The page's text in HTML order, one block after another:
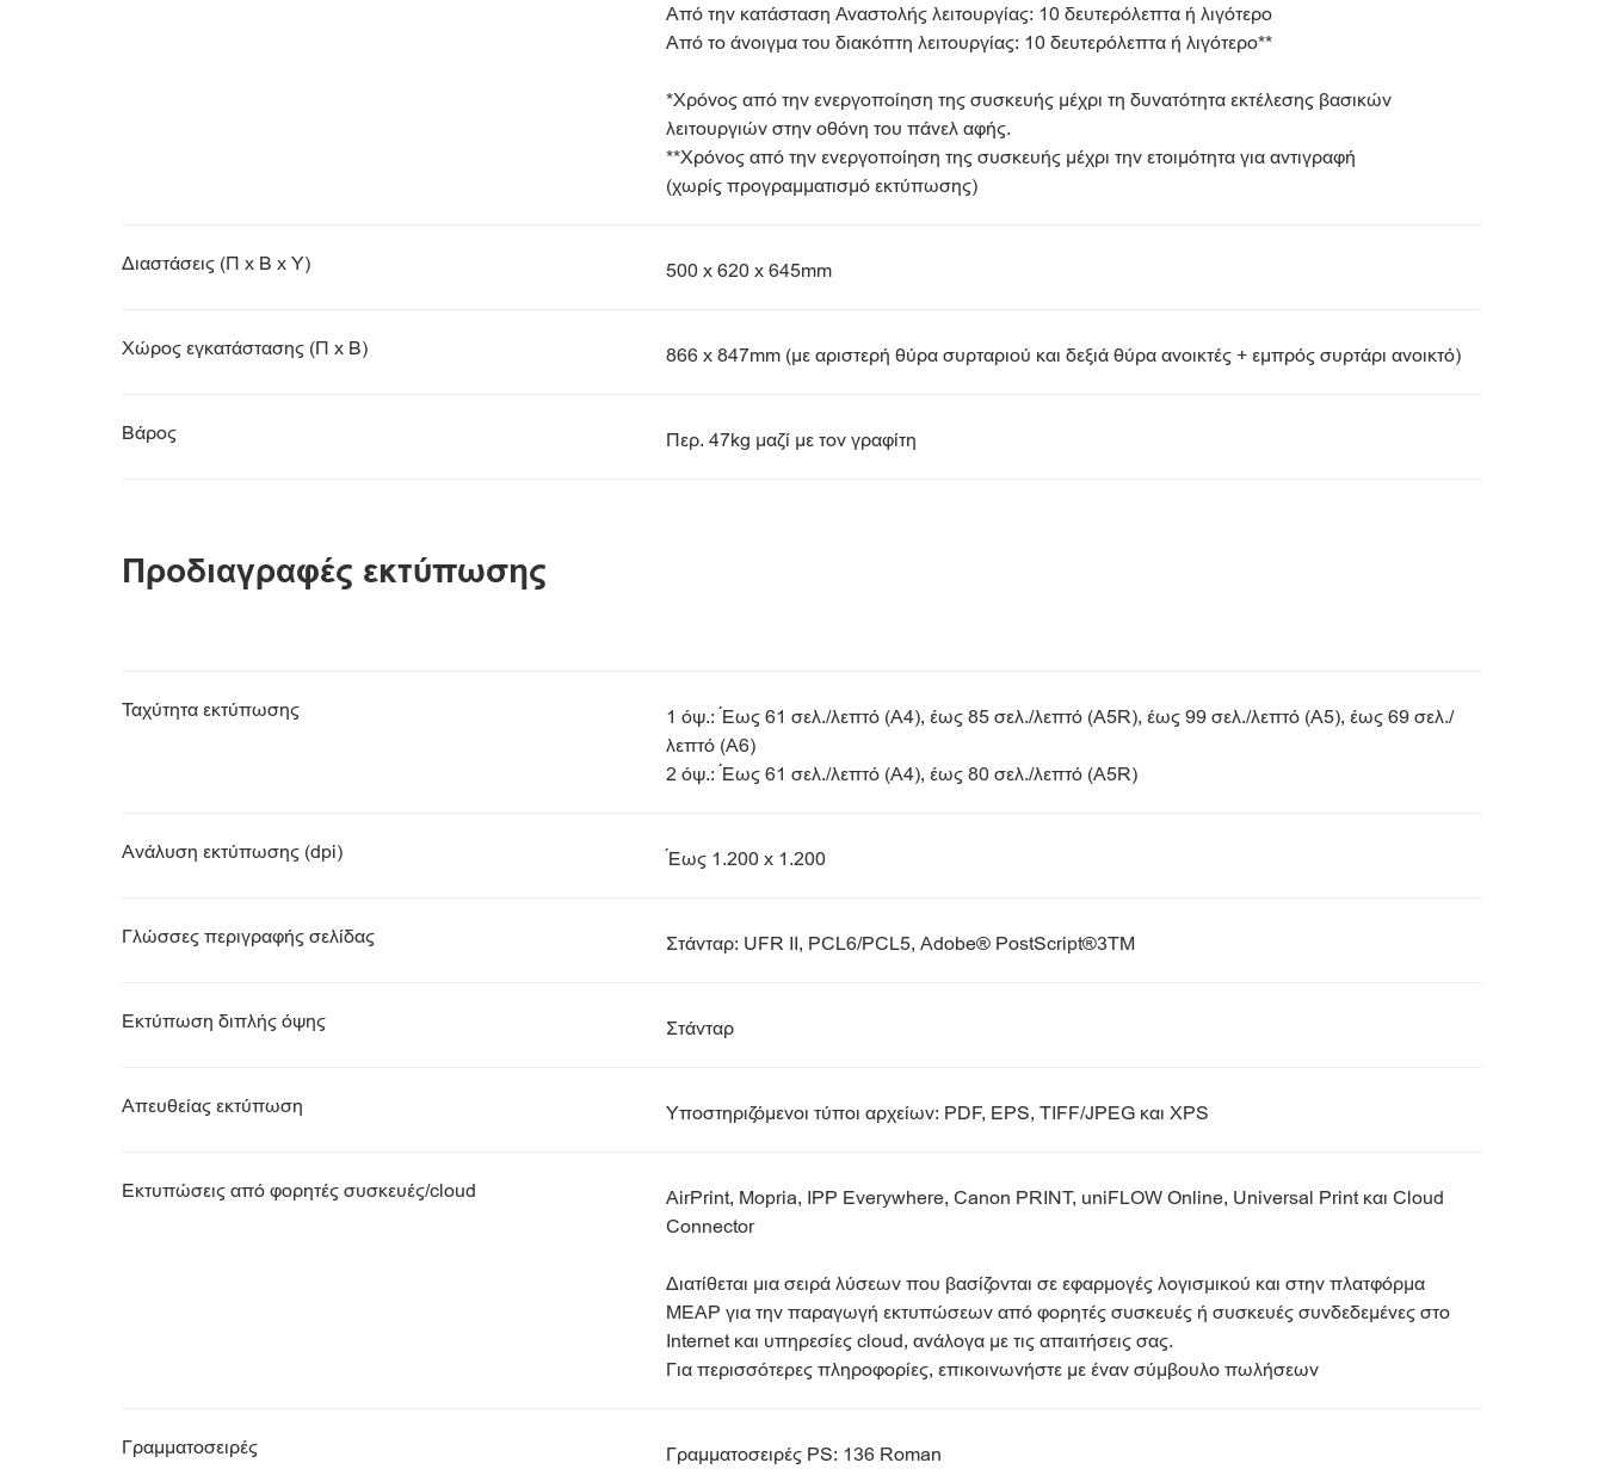
Από την κατάσταση Αναστολής λειτουργίας: 10 δευτερόλεπτα ή λιγότερο
Από το άνοιγμα του διακόπτη λειτουργίας: 10 δευτερόλεπτα ή λιγότερο**
*Χρόνος από την ενεργοποίηση της συσκευής μέχρι τη δυνατότητα εκτέλεσης βασικών
λειτουργιών στην οθόνη του πάνελ αφής.
**Χρόνος από την ενεργοποίηση της συσκευής μέχρι την ετοιμότητα για αντιγραφή
(χωρίς προγραμματισμό εκτύπωσης)
Διαστάσεις (Π x Β x Υ) 500 x 620 x 645mm
Χώρος εγκατάστασης (Π x Β) 866 x 847mm (με αριστερή θύρα συρταριού και δεξιά θύρα ανοικτές + εμπρός συρτάρι ανοικτό)
Βάρος Περ. 47kg μαζί με τον γραφίτη
Προδιαγραφές εκτύπωσης
Ταχύτητα εκτύπωσης
1 όψ.: Έως 61 σελ./λεπτό (A4), έως 85 σελ./λεπτό (A5R), έως 99 σελ./λεπτό (A5), έως 69 σελ./
λεπτό (A6)
2 όψ.: Έως 61 σελ./λεπτό (A4), έως 80 σελ./λεπτό (A5R)
Ανάλυση εκτύπωσης (dpi) Έως 1.200 x 1.200
Γλώσσες περιγραφής σελίδας Στάνταρ: UFR II, PCL6/PCL5, Adobe® PostScript®3TM
Εκτύπωση διπλής όψης Στάνταρ
Απευθείας εκτύπωση Υποστηριζόμενοι τύποι αρχείων: PDF, EPS, TIFF/JPEG και XPS
Εκτυπώσεις από φορητές συσκευές/cloud
AirPrint, Mopria, IPP Everywhere, Canon PRINT, uniFLOW Online, Universal Print και Cloud
Connector
Διατίθεται μια σειρά λύσεων που βασίζονται σε εφαρμογές λογισμικού και στην πλατφόρμα
MEAP για την παραγωγή εκτυπώσεων από φορητές συσκευές ή συσκευές συνδεδεμένες στο
Internet και υπηρεσίες cloud, ανάλογα με τις απαιτήσεις σας.
Για περισσότερες πληροφορίες, επικοινωνήστε με έναν σύμβουλο πωλήσεων
Γραμματοσειρές Γραμματοσειρές PS: 136 Roman